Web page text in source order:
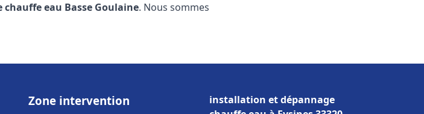
chauffe eau Basse Goulaine. Nous sommes
Zone intervention
installation et dépannage